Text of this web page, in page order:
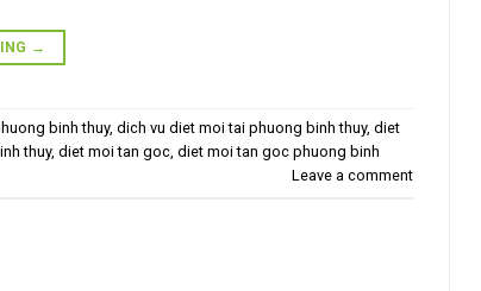
→
binh thuy, dich vu diet moi tai phuong binh thuy, diet
thuy, diet moi tan goc, diet moi tan goc phuong binh
Leave a comment